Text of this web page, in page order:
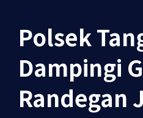
Polsek
Dampingi
Randegan